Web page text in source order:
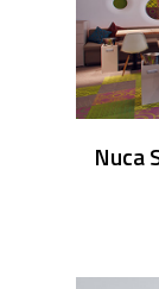
Nuca